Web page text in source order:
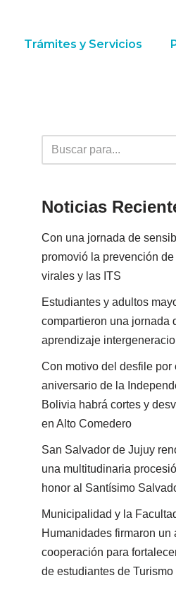
Trámites y Servicios
Noticias
Con una jornada de
promovió la prevención
virales y las ITS
Estudiantes y adultos
compartieron una jornada
aprendizaje
Con motivo del desfile por
aniversario de la
Bolivia habrá cortes y
en Alto Comedero
San Salvador de Jujuy
una multitudinaria
honor al Santísimo
Municipalidad y la
Humanidades firmaron un
cooperación para
de estudiantes de Turismo